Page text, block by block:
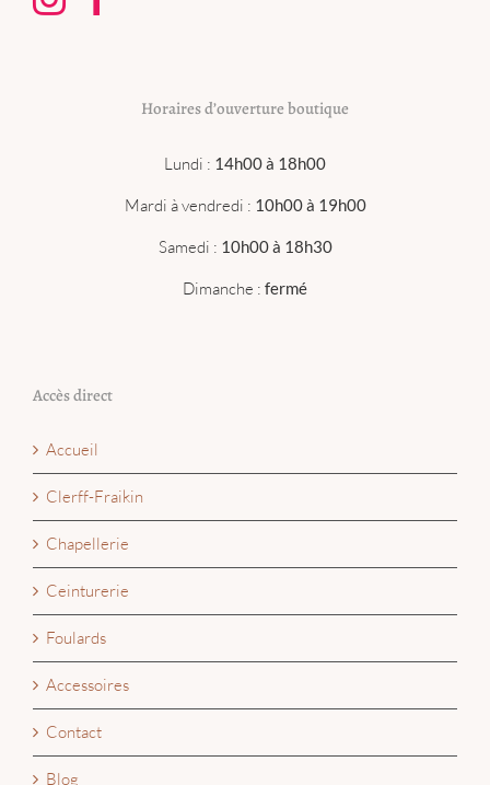
Horaires d’ouverture boutique
Lundi : 14h00 à 18h00
Mardi à vendredi : 10h00 à 19h00
Samedi : 10h00 à 18h30
Dimanche : fermé
Accès direct
Accueil
Clerff-Fraikin
Chapellerie
Ceinturerie
Foulards
Accessoires
Contact
Blog